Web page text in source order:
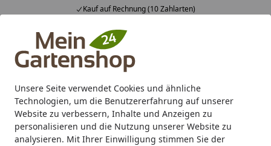
Unsere Seite verwendet Cookies und ähnliche
Technologien, um die Benutzererfahrung auf unserer
Website zu verbessern, Inhalte und Anzeigen zu
personalisieren und die Nutzung unserer Website zu
analysieren. Mit Ihrer Einwilligung stimmen Sie der
Fachberatung & individuelle Angebote
Alle Produkte
Mein Konto
Suchen
Startseite
Berater Kinderspielgeräte Berater
Kinderspielgeräte Berater